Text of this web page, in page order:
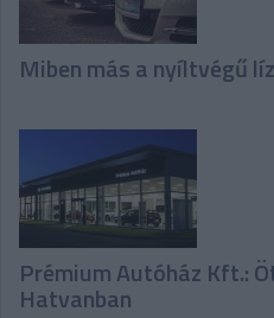
Miben más a nyíltvégű
Prémium Autóház Kft.:
Hatvanban